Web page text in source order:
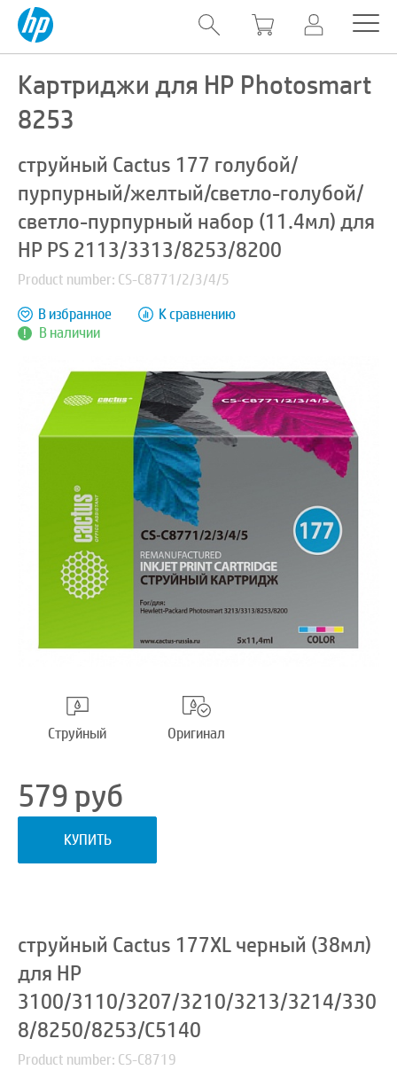
Картриджи для HP Photosmart
8253
струйный Cactus 177 голубой/
пурпурный/желтый/светло-голубой/
светло-пурпурный набор (11.4мл) для
HP PS 2113/3313/8253/8200
Product number: CS-C8771/2/3/4/5
В наличии
В избранное К сравнению
Струйный Оригинал
579руб
КУПИТЬ
струйный Cactus 177XL черный (38мл)
для HP
3100/3110/3207/3210/3213/3214/330
8/8250/8253/C5140
Product number: CS-C8719